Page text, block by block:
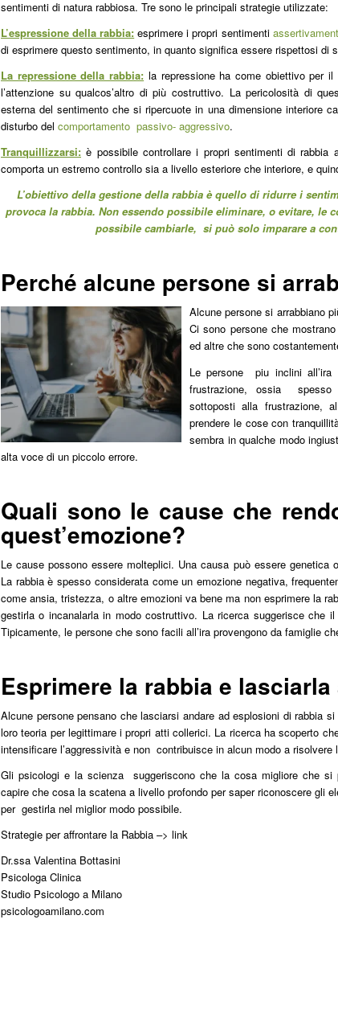
sentimenti di natura rabbiosa. Tre sono le principali strategie utilizzate:
L’espressione della rabbia: esprimere i propri sentimenti
di esprimere questo sentimento, in quanto significa essere rispettosi di
La repressione della rabbia: la repressione ha come obiettivo per
l’attenzione su qualcos’altro di più costruttivo. La pericolosità di
esterna del sentimento che si ripercuote in una dimensione interiore
disturbo del comportamento passivo- aggressivo.
Tranquillizzarsi: è possibile controllare i propri sentimenti di rabbia
comporta un estremo controllo sia a livello esteriore che interiore, e
L’obiettivo della gestione della rabbia è quello di ridurre i
provoca la rabbia. Non essendo possibile eliminare, o evitare, le
possibile cambiarle, si può solo imparare a
Perché alcune persone si
Alcune persone si arrabbiano
Ci sono persone che
ed altre che sono
Le persone piu inclini all’ira
frustrazione, ossia spesso
sottoposti alla frustrazione,
prendere le cose con
sembra in qualche modo
alta voce di un piccolo errore.
Quali sono le cause che
quest’emozione?
Le cause possono essere molteplici. Una causa può essere genetica
La rabbia è spesso considerata come un emozione negativa,
come ansia, tristezza, o altre emozioni va bene ma non esprimere la
gestirla o incanalarla in modo costruttivo. La ricerca suggerisce che
Tipicamente, le persone che sono facili all’ira provengono da famiglie
Esprimere la rabbia e lasciarla
Alcune persone pensano che lasciarsi andare ad esplosioni di rabbia
loro teoria per legittimare i propri atti collerici. La ricerca ha scoperto
intensificare l’aggressività e non contribuisce in alcun modo a risolvere
Gli psicologi e la scienza suggeriscono che la cosa migliore che si
capire che cosa la scatena a livello profondo per saper riconoscere gli
per gestirla nel miglior modo possibile.
Strategie per affrontare la Rabbia –> link
Dr.ssa Valentina Bottasini
Psicologa Clinica
Studio Psicologo a Milano
psicologoamilano.com